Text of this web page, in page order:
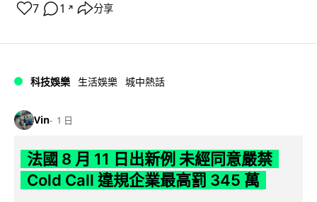
7 1 ↗ 分享
科技娛樂 生活娛樂 城中熱話
Vin 1 日
法國 8 月 11 日出新例 未經同意嚴禁
Cold Call 違規企業最高罰 345 萬